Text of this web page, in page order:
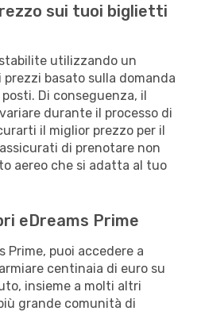
sui tuoi biglietti
utilizzando un
basato sulla domanda
Di conseguenza, il
durante il processo di
il miglior prezzo per il
di prenotare non
aereo che si adatta al tuo
eDreams Prime
Prime, puoi accedere a
centinaia di euro su
insieme a molti altri
grande comunità di